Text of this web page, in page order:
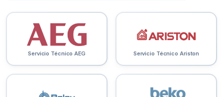
Servicio Técnico AEG Servicio Técnico Ariston